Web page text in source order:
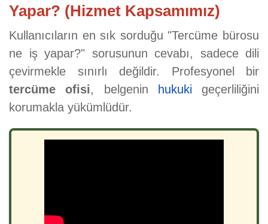
Yapar? (Hizmet Kapsamımız)
Kullanıcıların en sık sorduğu "Tercüme bürosu
ne iş yapar?" sorusunun cevabı, sadece dili
çevirmekle sınırlı değildir. Profesyonel bir
tercüme ofisi, belgenin hukukigeçerliliğini
korumakla yükümlüdür.